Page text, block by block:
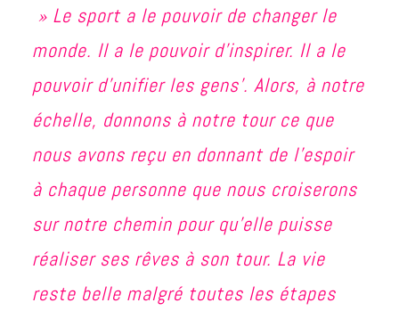
» Le sport a le pouvoir de changer le
monde. Il a le pouvoir d’inspirer. Il a le
pouvoir d’unifier les gens’. Alors, à notre
échelle, donnons à notre tour ce que
nous avons reçu en donnant de l’espoir
à chaque personne que nous croiserons
sur notre chemin pour qu’elle puisse
réaliser ses rêves à son tour. La vie
reste belle malgré toutes les étapes